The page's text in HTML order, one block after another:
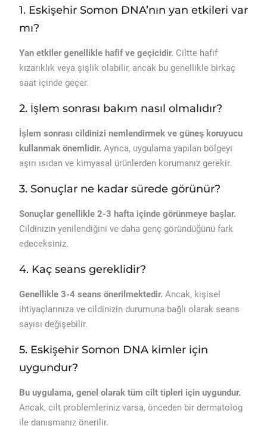
1. Eskişehir Somon DNA’nın yan etkileri var
mı?
Yan etkiler genellikle hafif ve geçicidir. Ciltte hafif
kızarıklık veya şişlik olabilir, ancak bu genellikle birkaç
saat içinde geçer.
2. İşlem sonrası bakım nasıl olmalıdır?
İşlem sonrası cildinizi nemlendirmek ve güneş koruyucu
kullanmak önemlidir. Ayrıca, uygulama yapılan bölgeyi
aşırı ısıdan ve kimyasal ürünlerden korumanız gerekir.
3. Sonuçlar ne kadar sürede görünür?
Sonuçlar genellikle 2-3 hafta içinde görünmeye başlar.
Cildinizin yenilendiğini ve daha genç göründüğünü fark
edeceksiniz.
4. Kaç seans gereklidir?
Genellikle 3-4 seans önerilmektedir. Ancak, kişisel
ihtiyaçlarınıza ve cildinizin durumuna bağlı olarak seans
sayısı değişebilir.
5. Eskişehir Somon DNA kimler için
uygundur?
Bu uygulama, genel olarak tüm cilt tipleri için uygundur.
Ancak, cilt problemleriniz varsa, önceden bir dermatolog
ile danışmanız önerilir.